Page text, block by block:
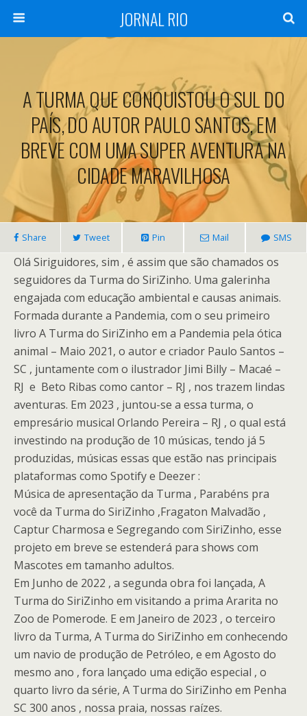
JORNAL RIO
A TURMA QUE CONQUISTOU O SUL DO
PAÍS, DO AUTOR PAULO SANTOS, EM
BREVE COM UMA SUPER AVENTURA NA
CIDADE MARAVILHOSA
Share Tweet Pin Mail SMS
Olá Siriguidores, sim , é assim que são chamados os
seguidores da Turma do SiriZinho. Uma galerinha
engajada com educação ambiental e causas animais.
Formada durante a Pandemia, com o seu primeiro
livro A Turma do SiriZinho em a Pandemia pela ótica
animal – Maio 2021, o autor e criador Paulo Santos –
SC , juntamente com o ilustrador Jimi Billy – Macaé –
RJ e Beto Ribas como cantor – RJ , nos trazem lindas
aventuras. Em 2023 , juntou-se a essa turma, o
empresário musical Orlando Pereira – RJ , o qual está
investindo na produção de 10 músicas, tendo já 5
produzidas, músicas essas que estão nas principais
plataformas como Spotify e Deezer :
Música de apresentação da Turma , Parabéns pra
você da Turma do SiriZinho ,Fragaton Malvadão ,
Captur Charmosa e Segregando com SiriZinho, esse
projeto em breve se estenderá para shows com
Mascotes em tamanho adultos.
Em Junho de 2022 , a segunda obra foi lançada, A
Turma do SiriZinho em visitando a prima Ararita no
Zoo de Pomerode. E em Janeiro de 2023 , o terceiro
livro da Turma, A Turma do SiriZinho em conhecendo
um navio de produção de Petróleo, e em Agosto do
mesmo ano , fora lançado uma edição especial , o
quarto livro da série, A Turma do SiriZinho em Penha
SC 300 anos , nossa praia, nossas raízes.